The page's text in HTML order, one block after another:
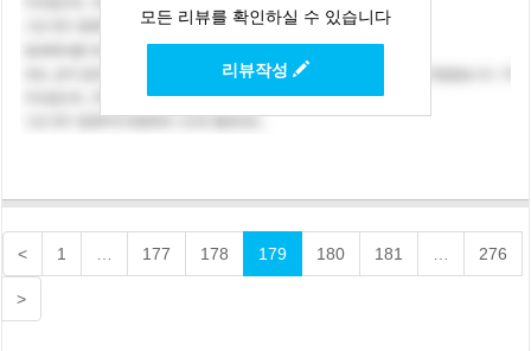
모든 리뷰를 확인하실 수 있습니다
리뷰작성
< 1 177 178 179 180 181 276
>